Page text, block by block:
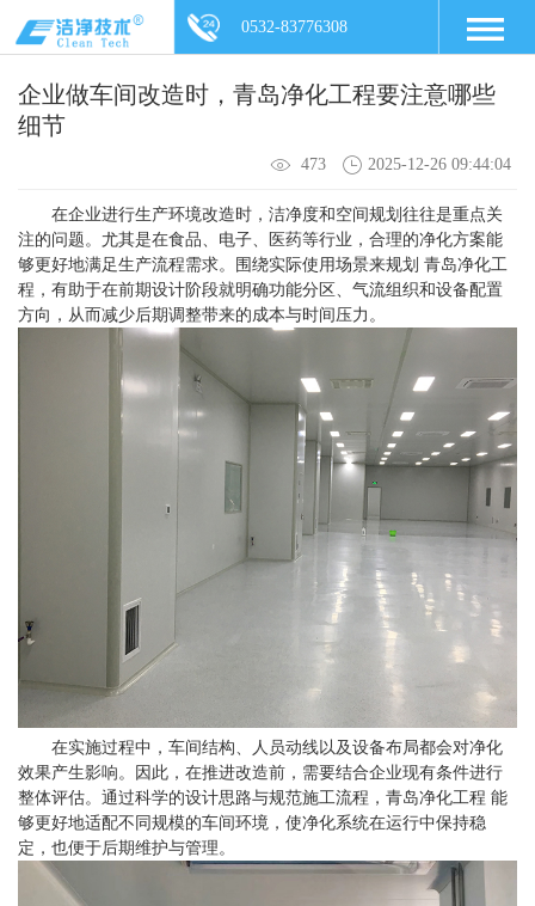
0532-83776308
企业做车间改造时，青岛净化工程要注意哪些
细节
473 2025-12-26 09:44:04
在企业进行生产环境改造时，洁净度和空间规划往往是重点关
注的问题。尤其是在食品、电子、医药等行业，合理的净化方案能
够更好地满足生产流程需求。围绕实际使用场景来规划 青岛净化工
程，有助于在前期设计阶段就明确功能分区、气流组织和设备配置
方向，从而减少后期调整带来的成本与时间压力。
在实施过程中，车间结构、人员动线以及设备布局都会对净化
效果产生影响。因此，在推进改造前，需要结合企业现有条件进行
整体评估。通过科学的设计思路与规范施工流程，青岛净化工程 能
够更好地适配不同规模的车间环境，使净化系统在运行中保持稳
定，也便于后期维护与管理。